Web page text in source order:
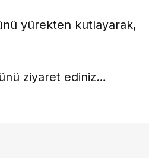
yürekten kutlayarak,
ziyaret ediniz…